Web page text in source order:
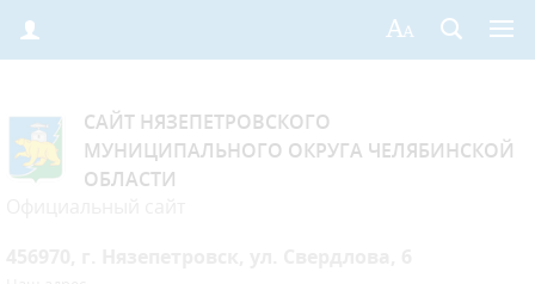
САЙТ НЯЗЕПЕТРОВСКОГО
МУНИЦИПАЛЬНОГО ОКРУГА ЧЕЛЯБИНСКОЙ
ОБЛАСТИ